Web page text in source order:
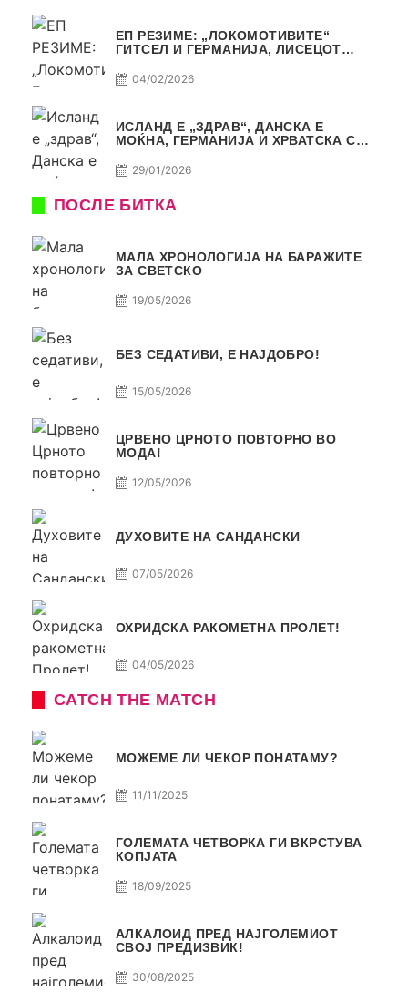
ЕП РЕЗИМЕ: „ЛОКОМОТИВИТЕ“
ГИТСЕЛ И ГЕРМАНИЈА, ЛИСЕЦОТ
04/02/2026
ИСЛАНД Е „ЗДРАВ“, ДАНСКА Е
МОЌНА, ГЕРМАНИЈА И ХРВАТСКА СЕ
29/01/2026
ПОСЛЕ БИТКА
МАЛА ХРОНОЛОГИЈА НА БАРАЖИТЕ
ЗА СВЕТСКО
19/05/2026
БЕЗ СЕДАТИВИ, Е НАЈДОБРО!
15/05/2026
ЦРВЕНО ЦРНОТО ПОВТОРНО ВО
МОДА!
12/05/2026
ДУХОВИТЕ НА САНДАНСКИ
07/05/2026
ОХРИДСКА РАКОМЕТНА ПРОЛЕТ!
04/05/2026
CATCH THE MATCH
МОЖЕМЕ ЛИ ЧЕКОР ПОНАТАМУ?
11/11/2025
ГОЛЕМАТА ЧЕТВОРКА ГИ ВКРСТУВА
КОПЈАТА
18/09/2025
АЛКАЛОИД ПРЕД НАЈГОЛЕМИОТ
СВОЈ ПРЕДИЗВИК!
30/08/2025